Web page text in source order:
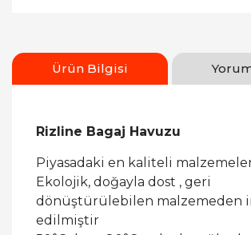
Ürün Bilgisi
Rizline Bagaj Havuzu
Piyasadaki en kaliteli
Ekolojik, doğayla dost , geri
dönüştürülebilen malzemeden
edilmiştir